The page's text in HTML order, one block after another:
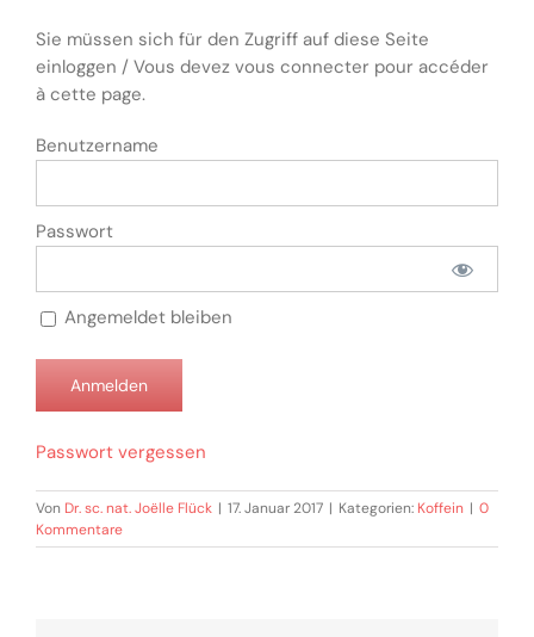
Sie müssen sich für den Zugriff auf diese Seite
einloggen / Vous devez vous connecter pour accéder
à cette page.
Benutzername
Passwort
Angemeldet bleiben
Passwort vergessen
Von Dr. sc. nat. Joëlle Flück | 17. Januar 2017 | Kategorien: Koffein | 0
Kommentare